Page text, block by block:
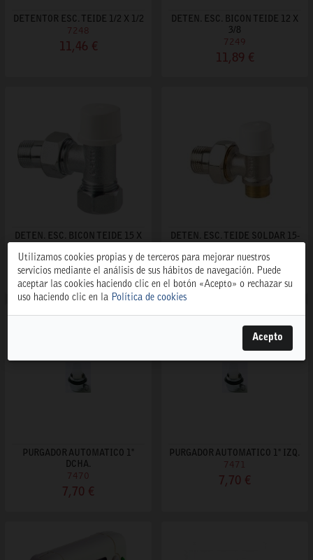
DETENTOR ESC. TEIDE 1/2 X 1/2
7248
11,46 €
DETEN. ESC. BICON TEIDE 12 X
3/8
7249
11,89 €
DETEN. ESC. BICON TEIDE 15 X
7250
13,59 €
DETEN. ESC. TEIDE SOLDAR 15-
7252
11,71 €
PURGADOR AUTOMATICO 1"
DCHA.
7470
7,70 €
PURGADOR AUTOMATICO 1" IZQ.
7471
7,70 €
Utilizamos cookies propias y de terceros para mejorar nuestros
servicios mediante el análisis de sus hábitos de navegación. Puede
aceptar las cookies haciendo clic en el botón «Acepto» o rechazar su
uso haciendo clic en la Política de cookies
Acepto